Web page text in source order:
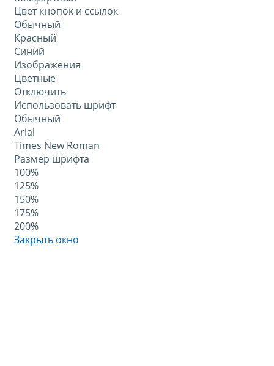
Цвет кнопок и ссылок
Обычный
Красный
Синий
Изображения
Цветные
Отключить
Использовать шрифт
Обычный
Arial
Times New Roman
Размер шрифта
100%
125%
150%
175%
200%
Закрыть окно